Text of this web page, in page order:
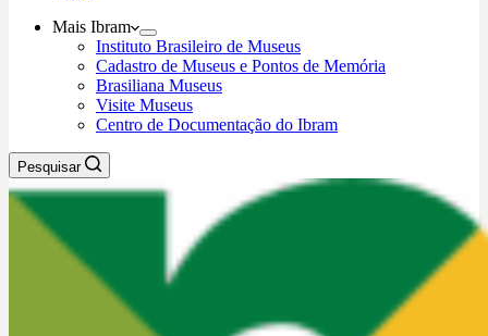
Mais Ibram
Instituto Brasileiro de Museus
Cadastro de Museus e Pontos de Memória
Brasiliana Museus
Visite Museus
Centro de Documentação do Ibram
Pesquisar